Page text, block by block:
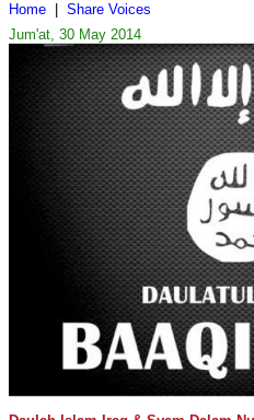
Home
Share Voices
Jum'at, 30 May 2014